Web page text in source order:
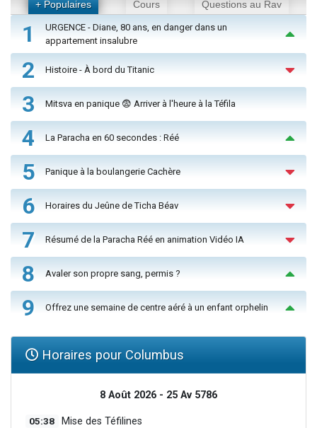
+ Populaires Cours Questions au Rav
1
URGENCE - Diane, 80 ans, en danger dans un
appartement insalubre
2 Histoire - À bord du Titanic
3 Mitsva en panique 😨 Arriver à l'heure à la Téfila
4 La Paracha en 60 secondes : Réé
5 Panique à la boulangerie Cachère
6 Horaires du Jeûne de Ticha Béav
7 Résumé de la Paracha Réé en animation Vidéo IA
8 Avaler son propre sang, permis ?
9 Offrez une semaine de centre aéré à un enfant orphelin
Horaires pour Columbus
8 Août 2026 - 25 Av 5786
05:38 Mise des Téfilines